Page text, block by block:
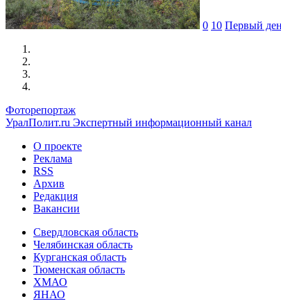
0 10 Первый
Фоторепортаж
УралПолит.ru Экспертный информационный канал
О проекте
Реклама
RSS
Архив
Редакция
Вакансии
Свердловская область
Челябинская область
Курганская область
Тюменская область
ХМАО
ЯНАО